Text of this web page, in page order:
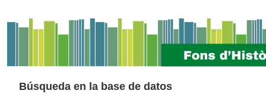
Búsqueda en la base de datos